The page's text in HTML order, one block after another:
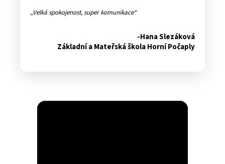
Velká spokojenost, super komunikace
-Hana Slezáková
Základní a Mateřská škola Horní Počaply